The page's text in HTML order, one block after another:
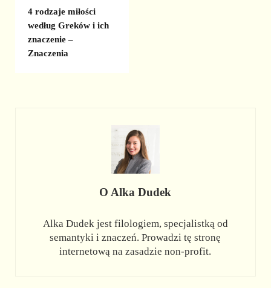
4 rodzaje miłości
według Greków i ich
znaczenie –
Znaczenia
O Alka Dudek
Alka Dudek jest filologiem, specjalistką od
semantyki i znaczeń. Prowadzi tę stronę
internetową na zasadzie non-profit.